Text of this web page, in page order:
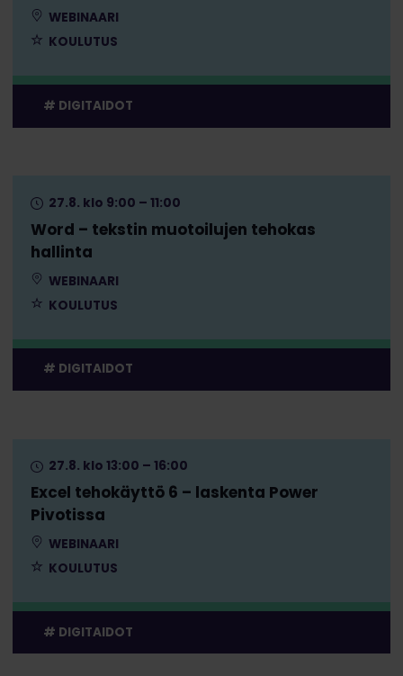
WEBINAARI
KOULUTUS
DIGITAIDOT
Word – tekstin muotoilujen tehokas
hallinta
27.8. klo 9:00 – 11:00
WEBINAARI
KOULUTUS
DIGITAIDOT
Excel tehokäyttö 6 – laskenta Power
Pivotissa
27.8. klo 13:00 – 16:00
WEBINAARI
KOULUTUS
DIGITAIDOT